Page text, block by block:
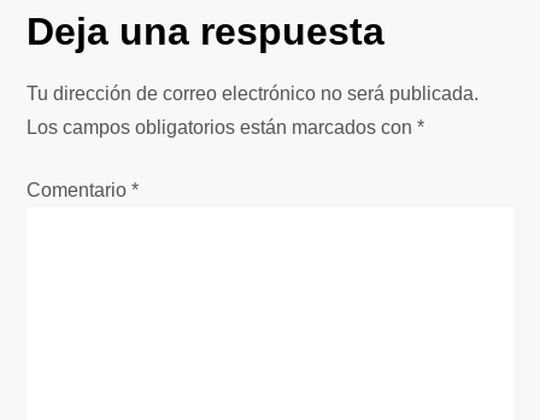
e
g
a
c
Deja una respuesta
Tu dirección de correo electrónico no será publicada.
Los campos obligatorios están marcados con*
Comentario*